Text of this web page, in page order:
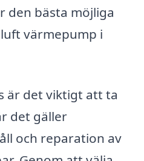
den bästa möjliga
värmepump i
är det viktigt att ta
det gäller
och reparation av